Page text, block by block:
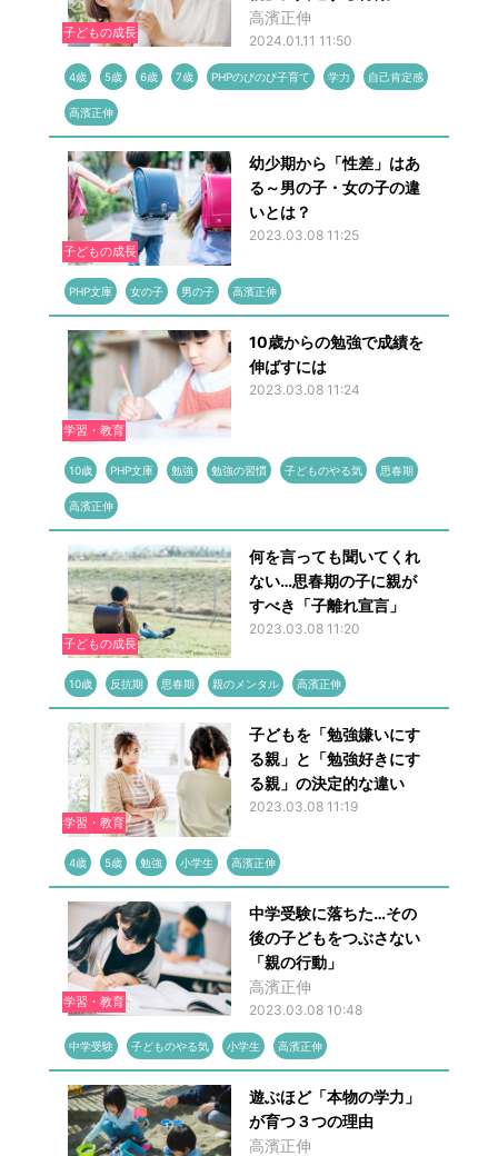
子どもの成長
高濱正伸
2024.01.11 11:50
4歳 5歳 6歳 7歳 PHPのびのび子育て 学力 自己肯定感
高濱正伸
子どもの成長
幼少期から「性差」はあ
る～男の子・女の子の違
いとは？
2023.03.08 11:25
PHP文庫 女の子 男の子 高濱正伸
学習・教育
10歳からの勉強で成績を
伸ばすには
2023.03.08 11:24
10歳 PHP文庫 勉強 勉強の習慣 子どものやる気 思春期
高濱正伸
子どもの成長
何を言っても聞いてくれ
ない…思春期の子に親が
すべき「子離れ宣言」
2023.03.08 11:20
10歳 反抗期 思春期 親のメンタル 高濱正伸
学習・教育
子どもを「勉強嫌いにす
る親」と「勉強好きにす
る親」の決定的な違い
2023.03.08 11:19
4歳 5歳 勉強 小学生 高濱正伸
学習・教育
中学受験に落ちた…その
後の子どもをつぶさない
「親の行動」
高濱正伸
2023.03.08 10:48
中学受験 子どものやる気 小学生 高濱正伸
遊ぶほど「本物の学力」
が育つ３つの理由
高濱正伸